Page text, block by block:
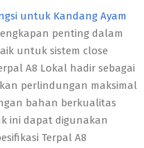
untuk Kandang Ayam
penting dalam
untuk sistem close
A8 Lokal hadir sebagai
perlindungan maksimal
bahan berkualitas
ini dapat digunakan
Terpal A8